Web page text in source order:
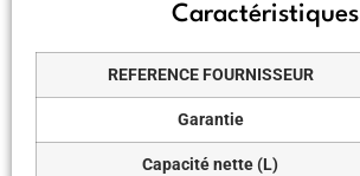
Caractéristiques
REFERENCE FOURNISSEUR
Garantie
Capacité nette (L)